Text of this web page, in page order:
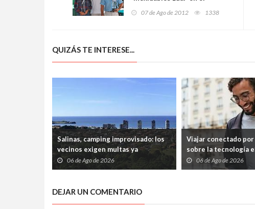
Villaviciosa Golf
07 de Ago de 2012 1338
QUIZÁS TE INTERESE...
Salinas, camping improvisado: los
vecinos exigen multas ya
06 de Ago de 2026
Viajar conectado
sobre la tecnología
06 de Ago de 2026
DEJAR UN COMENTARIO